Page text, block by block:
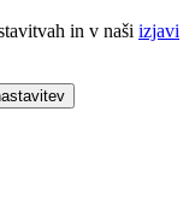
in v naši izjavi